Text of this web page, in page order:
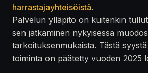
harrastajayhteisöistä.
Palvelun ylläpito on kuitenkin
sen jatkaminen nykyisessä
tarkoituksenmukaista. Tästä
toiminta on päätetty vuoden 2025